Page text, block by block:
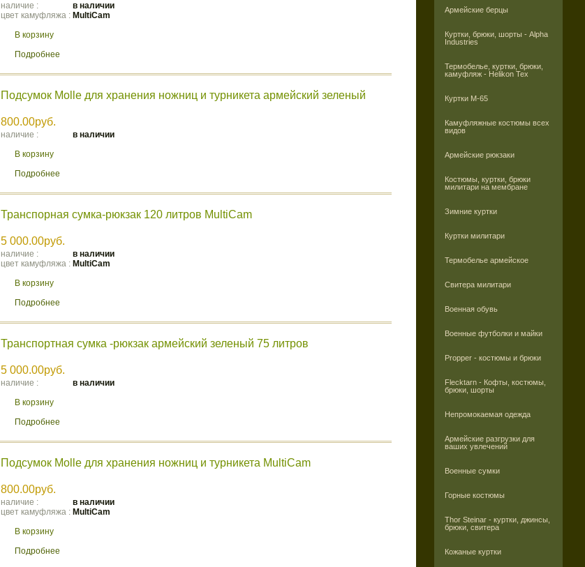
Армейские берцы
Куртки, брюки, шорты - Alpha
Industries
Термобелье, куртки, брюки,
камуфляж - Helikon Tex
Куртки M-65
Камуфляжные костюмы всех
видов
Армейские рюкзаки
Костюмы, куртки, брюки
милитари на мембране
Зимние куртки
Куртки милитари
Термобелье армейское
Свитера милитари
Военная обувь
Военные футболки и майки
Propper - костюмы и брюки
Flecktarn - Кофты, костюмы,
брюки, шорты
Непромокаемая одежда
Армейские разгрузки для
ваших увлечений
Военные сумки
Горные костюмы
Thor Steinar - куртки, джинсы,
брюки, свитера
Кожаные куртки
наличие :
в наличии
цвет камуфляжа : MultiCam
В корзину
Подробнее
Подсумок Molle для хранения ножниц и турникета армейский зеленый
800.00руб.
наличие :
в наличии
В корзину
Подробнее
Транспорная сумка-рюкзак 120 литров MultiCam
5 000.00руб.
наличие :
в наличии
цвет камуфляжа : MultiCam
В корзину
Подробнее
Транспортная сумка -рюкзак армейский зеленый 75 литров
5 000.00руб.
наличие :
в наличии
В корзину
Подробнее
Подсумок Molle для хранения ножниц и турникета MultiCam
800.00руб.
наличие :
в наличии
цвет камуфляжа : MultiCam
В корзину
Подробнее